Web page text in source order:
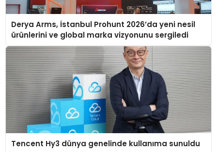
Derya Arms, İstanbul Prohunt 2026’da yeni nesil
ürünlerini ve global marka vizyonunu sergiledi
Tencent Hy3 dünya genelinde kullanıma sunuldu